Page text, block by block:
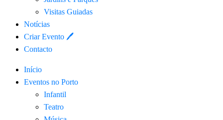
Visitas Guiadas
Notícias
Criar Evento 🖊
Contacto
Início
Eventos no Porto
Infantil
Teatro